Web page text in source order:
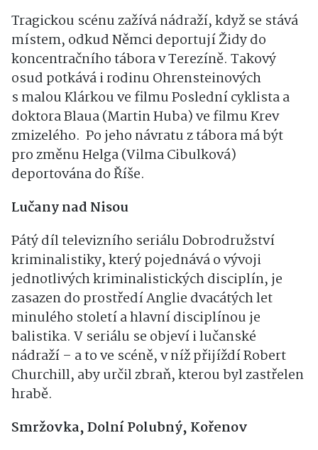
Tragickou scénu zažívá nádraží, když se stává
místem, odkud Němci deportují Židy do
koncentračního tábora v Terezíně. Takový
osud potkává i rodinu Ohrensteinových
s malou Klárkou ve filmu Poslední cyklista a
doktora Blaua (Martin Huba) ve filmu Krev
zmizelého. Po jeho návratu z tábora má být
pro změnu Helga (Vilma Cibulková)
deportována do Říše.
Lučany nad Nisou
Pátý díl televizního seriálu Dobrodružství
kriminalistiky, který pojednává o vývoji
jednotlivých kriminalistických disciplín, je
zasazen do prostředí Anglie dvacátých let
minulého století a hlavní disciplínou je
balistika. V seriálu se objeví i lučanské
nádraží – a to ve scéně, v níž přijíždí Robert
Churchill, aby určil zbraň, kterou byl zastřelen
hrabě.
Smržovka, Dolní Polubný, Kořenov